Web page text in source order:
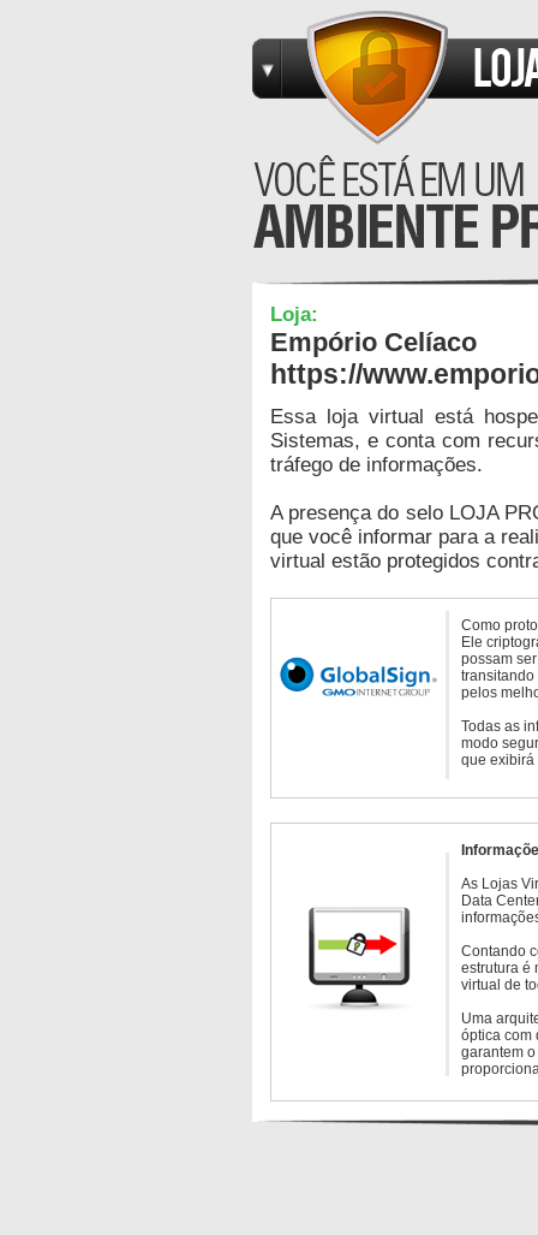
Loja:
Empório Celíaco
https://
Essa loja virtual está
Sistemas, e conta com
tráfego de informações.
A presença do selo LOJA
que você informar para a
virtual estão protegidos
Como
Ele
possam
transitando
pelos
Todas as
modo
que exibirá
As Lojas
Data
Contando
estrutura é
virtual de
Uma
óptica com
garantem